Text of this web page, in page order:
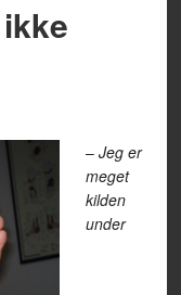
–Jeg er
meget
kilden
under